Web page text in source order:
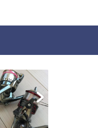
タックル関連情報